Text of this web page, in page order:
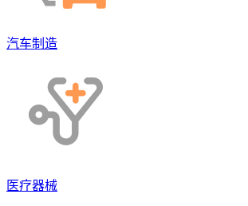
汽车制造
医疗器械